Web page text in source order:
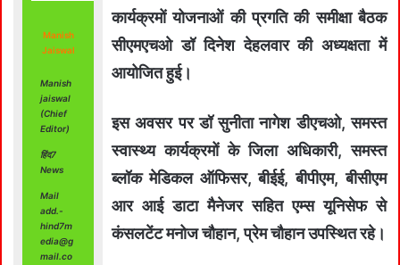
Manish
Jaiswal
Manish
jaiswal
(Chief
Editor)
हिंद7
News
Mail
add.-
hind7m
edia@g
mail.co
कार्यक्रमों योजनाओं की प्रगति की समीक्षा बैठक
सीएमएचओ डॉ दिनेश देहलवार की अध्यक्षता में
आयोजित हुई।
इस अवसर पर डॉ सुनीता नागेश डीएचओ, समस्त
स्वास्थ्य कार्यक्रमों के जिला अधिकारी, समस्त
ब्लॉक मेडिकल ऑफिसर, बीईई, बीपीएम, बीसीएम
आर आई डाटा मैनेजर सहित एम्स यूनिसेफ से
कंसलटेंट मनोज चौहान, प्रेम चौहान उपस्थित रहे।